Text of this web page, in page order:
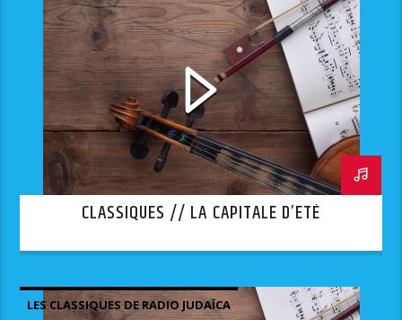
CLASSIQUES // LA CAPITALE D’ETÉ
LES CLASSIQUES DE RADIO JUDAÏCA